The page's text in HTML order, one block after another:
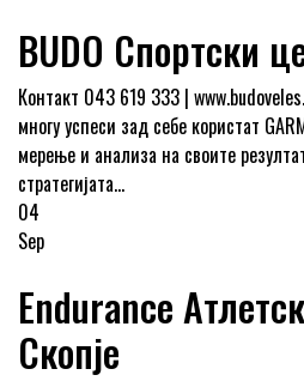
BUDО Спортски
Контакт 043 619 333 |
многу успеси зад себе користат
мерење и анализа на своите
стратегијата...
04
Sep
Endurance
Скопје